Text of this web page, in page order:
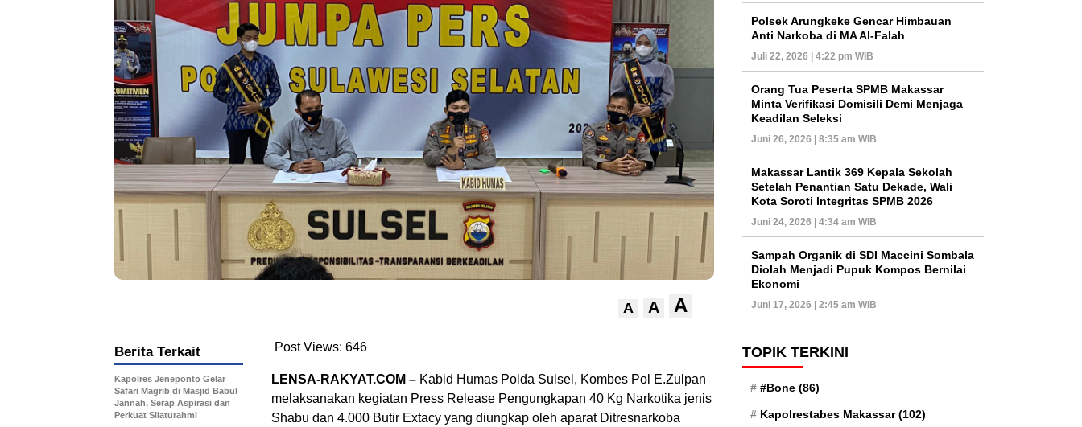
A A A
Post Views: 646
LENSA-RAKYAT.COM – Kabid Humas Polda Sulsel, Kombes Pol E.Zulpan
melaksanakan kegiatan Press Release Pengungkapan 40 Kg Narkotika jenis
Shabu dan 4.000 Butir Extacy yang diungkap oleh aparat Ditresnarkoba
Berita Terkait
Kapolres Jeneponto Gelar
Safari Magrib di Masjid Babul
Jannah, Serap Aspirasi dan
Perkuat Silaturahmi
Polsek Arungkeke Gencar Himbauan
Anti Narkoba di MA Al-Falah
Juli 22, 2026 | 4:22 pm WIB
Orang Tua Peserta SPMB Makassar
Minta Verifikasi Domisili Demi Menjaga
Keadilan Seleksi
Juni 26, 2026 | 8:35 am WIB
Makassar Lantik 369 Kepala Sekolah
Setelah Penantian Satu Dekade, Wali
Kota Soroti Integritas SPMB 2026
Juni 24, 2026 | 4:34 am WIB
Sampah Organik di SDI Maccini Sombala
Diolah Menjadi Pupuk Kompos Bernilai
Ekonomi
Juni 17, 2026 | 2:45 am WIB
TOPIK TERKINI
#Bone (86)
Kapolrestabes Makassar(102)